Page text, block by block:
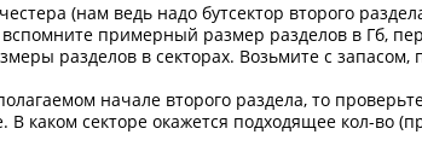
(нам ведь надо бутсектор второго
примерный размер разделов в Гб,
разделов в секторах. Возьмите с
начале второго раздела, то
В каком секторе окажется подходящее кол-во